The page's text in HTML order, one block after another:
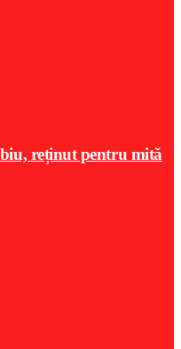
reținut pentru mită